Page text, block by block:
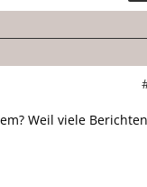
Weil viele